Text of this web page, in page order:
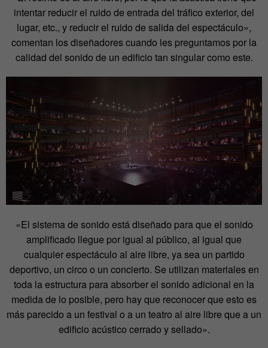
intentar reducir el ruido de entrada del tráfico exterior, del
lugar, etc., y reducir el ruido de salida del espectáculo»,
comentan los diseñadores cuando les preguntamos por la
calidad del sonido de un edificio tan singular como este.
«El sistema de sonido está diseñado para que el sonido
amplificado llegue por igual al público, al igual que
cualquier espectáculo al aire libre, ya sea un partido
deportivo, un circo o un concierto. Se utilizan materiales en
toda la estructura para absorber el sonido adicional en la
medida de lo posible, pero hay que reconocer que esto es
más parecido a un festival o a un teatro al aire libre que a un
edificio acústico cerrado y sellado».